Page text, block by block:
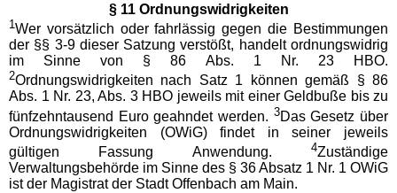
§ 11 Ordnungswidrigkeiten
1 Wer vorsätzlich oder fahrlässig gegen die Bestimmungen
der §§ 3-9 dieser Satzung verstößt, handelt ordnungswidrig
im Sinne von § 86 Abs. 1 Nr. 23 HBO.
2Ordnungswidrigkeiten nach Satz 1 können gemäß § 86
Abs. 1 Nr. 23, Abs. 3 HBO jeweils mit einer Geldbuße bis zu
fünfzehntausend Euro geahndet werden. 3Das Gesetz über
Ordnungswidrigkeiten (OWiG) findet in seiner jeweils
gültigen Fassung Anwendung. 4Zuständige
Verwaltungsbehörde im Sinne des § 36 Absatz 1 Nr. 1 OWiG
ist der Magistrat der Stadt Offenbach am Main.